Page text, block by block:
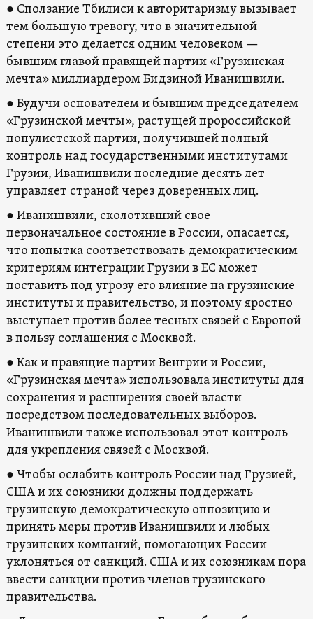
● Сползание Тбилиси к авторитаризму вызывает
тем большую тревогу, что в значительной
степени это делается одним человеком —
бывшим главой правящей партии «Грузинская
мечта» миллиардером Бидзиной Иванишвили.
● Будучи основателем и бывшим председателем
«Грузинской мечты», растущей пророссийской
популистской партии, получившей полный
контроль над государственными институтами
Грузии, Иванишвили последние десять лет
управляет страной через доверенных лиц.
● Иванишвили, сколотивший свое
первоначальное состояние в России, опасается,
что попытка соответствовать демократическим
критериям интеграции Грузии в ЕС может
поставить под угрозу его влияние на грузинские
институты и правительство, и поэтому яростно
выступает против более тесных связей с Европой
в пользу соглашения с Москвой.
● Как и правящие партии Венгрии и России,
«Грузинская мечта» использовала институты для
сохранения и расширения своей власти
посредством последовательных выборов.
Иванишвили также использовал этот контроль
для укрепления связей с Москвой.
● Чтобы ослабить контроль России над Грузией,
США и их союзники должны поддержать
грузинскую демократическую оппозицию и
принять меры против Иванишвили и любых
грузинских компаний, помогающих России
уклоняться от санкций. США и их союзникам пора
ввести санкции против членов грузинского
правительства.